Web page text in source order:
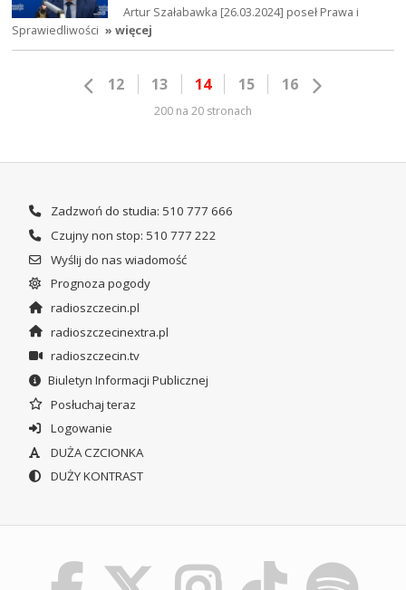
Artur Szałabawka [26.03.2024] poseł Prawa i
Sprawiedliwości » więcej
12 13 14 15 16
200 na 20 stronach
Zadzwoń do studia: 510 777 666
Czujny non stop: 510 777 222
Wyślij do nas wiadomość
Prognoza pogody
radioszczecin.pl
radioszczecinextra.pl
radioszczecin.tv
Biuletyn Informacji Publicznej
Posłuchaj teraz
Logowanie
DUŻA CZCIONKA
DUŻY KONTRAST